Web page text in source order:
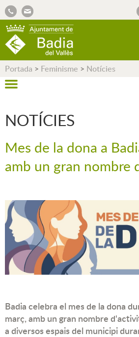
Portada > Feminisme > Notícies
NOTÍCIES
Mes de la dona a
amb un gran nombre
Badia celebra el mes de la dona
març, amb un gran nombre
a diversos espais del municipi